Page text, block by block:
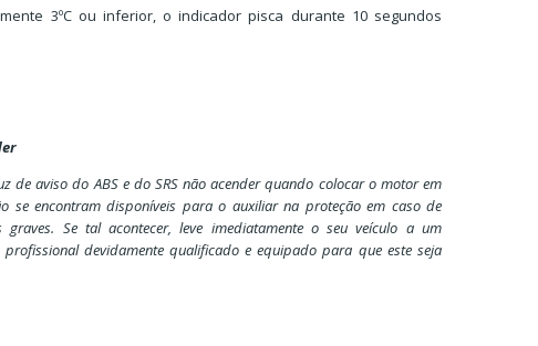
3ºC ou inferior, o indicador pisca durante 10 segundos
de aviso do ABS e do SRS não acender quando colocar o motor em
se encontram disponíveis para o auxiliar na proteção em caso de
Se tal acontecer, leve imediatamente o seu veículo a um
devidamente qualificado e equipado para que este seja